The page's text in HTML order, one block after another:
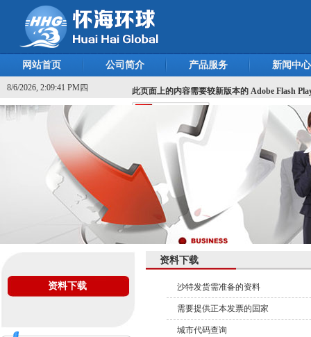
网站首页 公司简介 产品服务 新闻中心
8/6/2026, 2:09:41 PM四 此页面上的内容需要较新版本的 Adobe Flash
资料下载
资料下载
沙特发货需准备的资料
需要提供正本发票的国家
城市代码查询